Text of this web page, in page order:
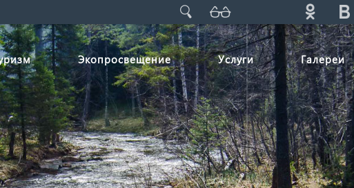
Экопросвещение Услуги Галереи